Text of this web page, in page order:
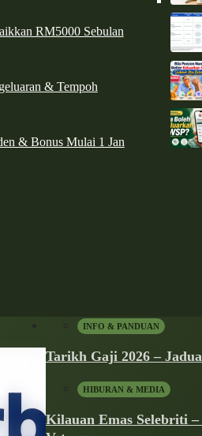
RM5000 Sebulan
& Tempoh
& Bonus Mulai 1 Jan
INFO & PANDUAN
Tarikh Gaji 2026 –
HIBURAN & MEDIA
Kilauan Emas Selebriti